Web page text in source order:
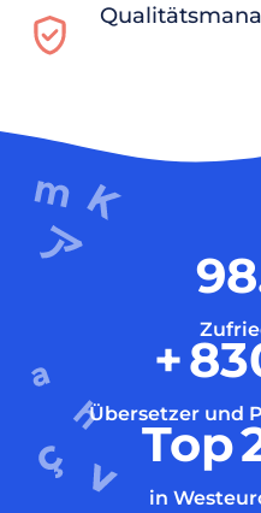
+
Übersetzer und
Top
in